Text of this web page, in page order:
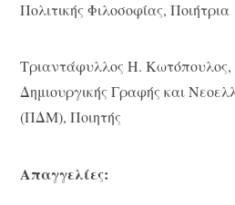
Πολιτικής Φιλοσοφίας, Ποιήτρια
Τριαντάφυλλος Η. Κωτόπουλος,
Δημιουργικής Γραφής και
(ΠΔΜ), Ποιητής
Απαγγελίες: